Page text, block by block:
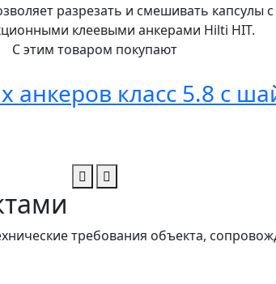
разрезать и смешивать капсулы
клеевыми анкерами Hilti HIT.
С этим товаром покупают
класс 5.8 с
требования объекта,